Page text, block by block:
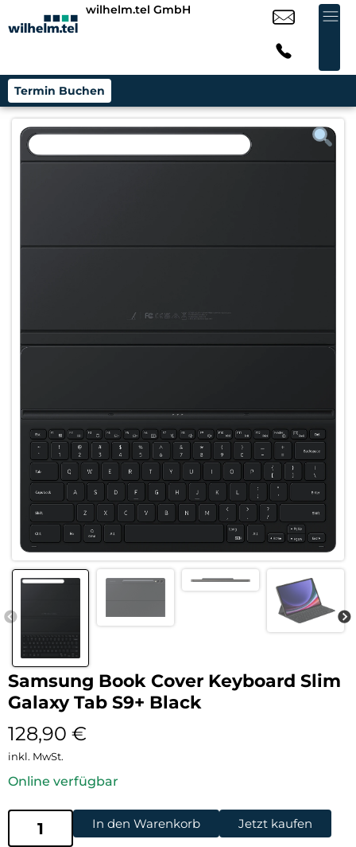
wilhelm.tel GmbH
Termin Buchen
Samsung Book Cover Keyboard Slim
Galaxy Tab S9+ Black
128,90 €
inkl. MwSt.
Online verfügbar
In den Warenkorb Jetzt kaufen